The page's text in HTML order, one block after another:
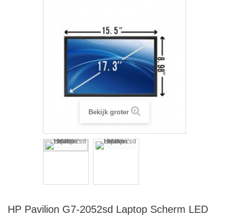
Bekijk groter
HP Pavilion G7-2052sd Laptop Scherm LED